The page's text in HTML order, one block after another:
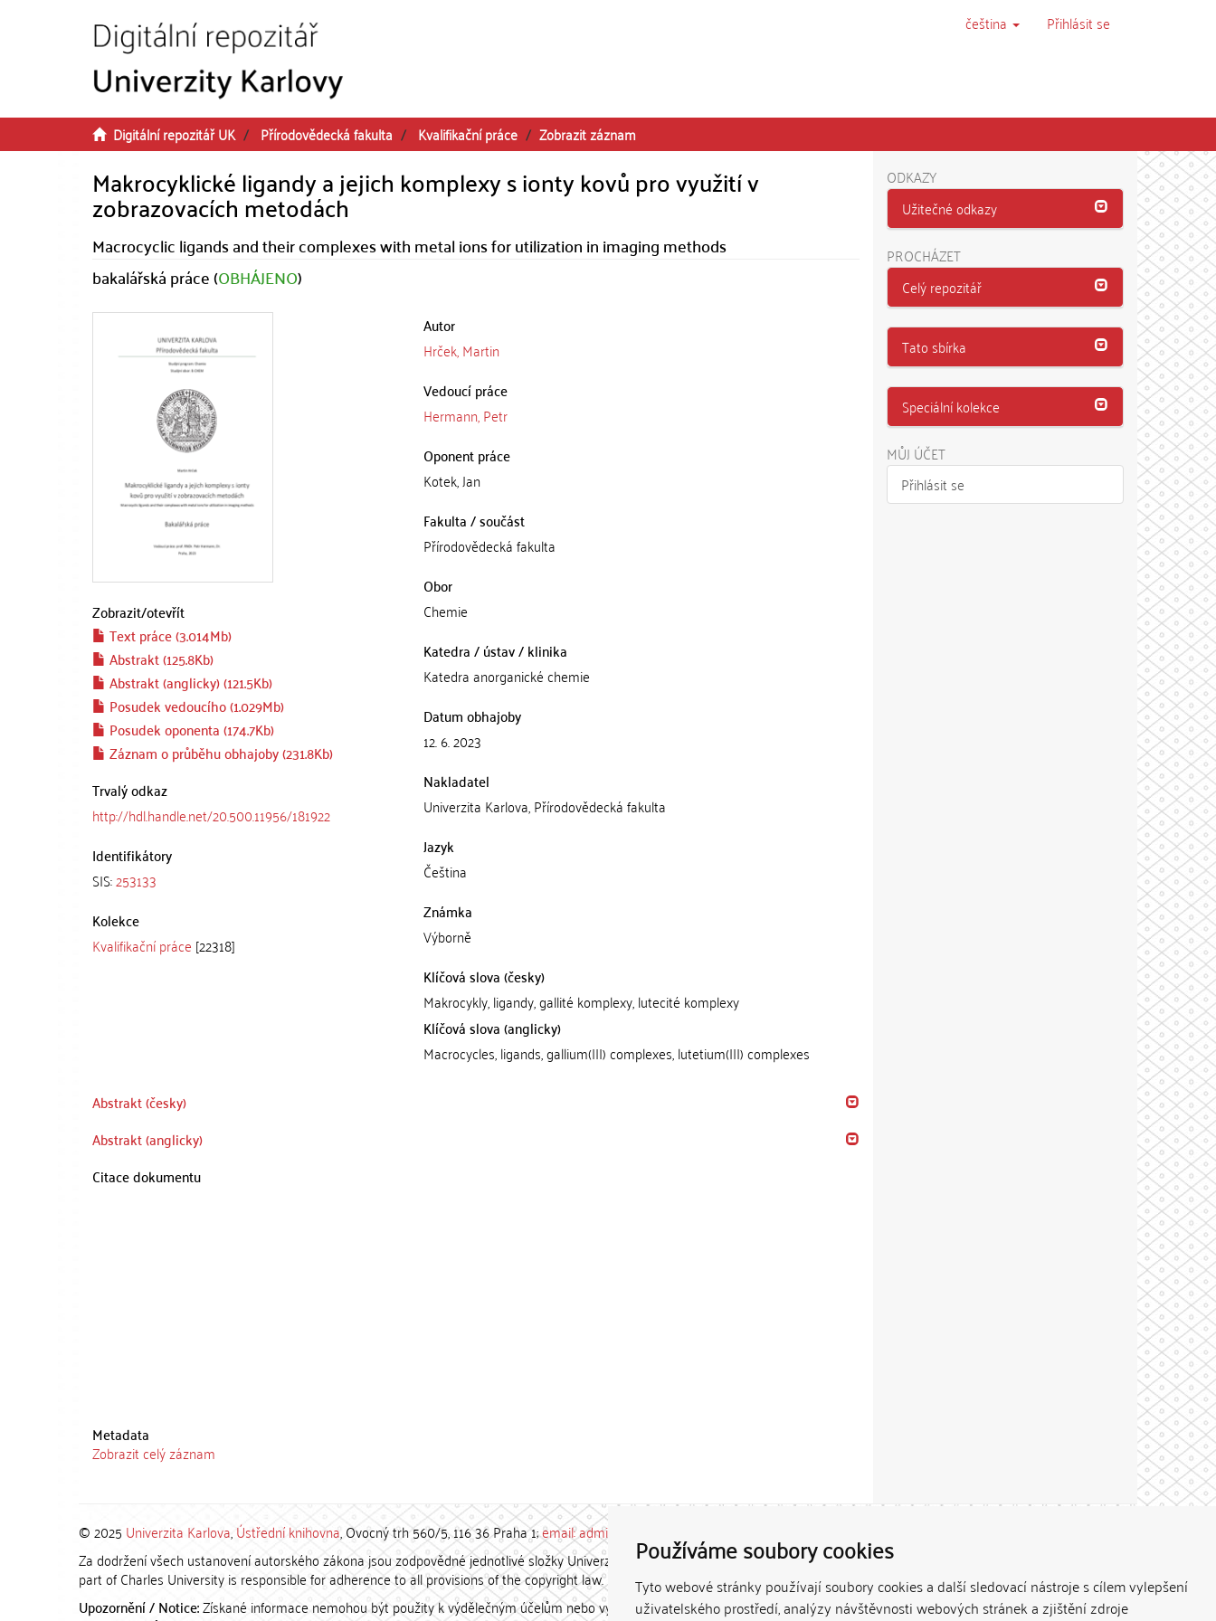
Používáme soubory cookies
Tyto webové stránky používají soubory cookies a další sledovací nástroje s cílem vylepšení
uživatelského prostředí, analýzy návštěvnosti webových stránek a zjištění zdroje
čeština Přihlásit se
Digitální repozitář UK Přírodovědecká fakulta Kvalifikační práce Zobrazit záznam
Makrocyklické ligandy a jejich komplexy s ionty kovů pro využití v
zobrazovacích metodách
Macrocyclic ligands and their complexes with metal ions for utilization in imaging methods
bakalářská práce (OBHÁJENO)
Zobrazit/otevřít
Text práce (3.014Mb)
Abstrakt (125.8Kb)
Abstrakt (anglicky) (121.5Kb)
Posudek vedoucího (1.029Mb)
Posudek oponenta (174.7Kb)
Záznam o průběhu obhajoby (231.8Kb)
Trvalý odkaz
http://hdl.handle.net/20.500.11956/181922
Identifikátory
SIS:253133
Kolekce
Kvalifikační práce [22318]
Autor
Hrček, Martin
Vedoucí práce
Hermann, Petr
Oponent práce
Kotek, Jan
Fakulta / součást
Přírodovědecká fakulta
Obor
Chemie
Katedra / ústav / klinika
Katedra anorganické chemie
Datum obhajoby
12. 6. 2023
Nakladatel
Univerzita Karlova, Přírodovědecká fakulta
Jazyk
Čeština
Známka
Výborně
Klíčová slova (česky)
Makrocykly, ligandy, gallité komplexy, lutecité komplexy
Klíčová slova (anglicky)
Macrocycles, ligands, gallium(III) complexes, lutetium(III) complexes
Abstrakt (česky)
Abstrakt (anglicky)
Citace dokumentu
Metadata
Zobrazit celý záznam
ODKAZY
Užitečné odkazy
PROCHÁZET
Celý repozitář
Tato sbírka
Speciální kolekce
MŮJ ÚČET
Přihlásit se
© 2025 Univerzita Karlova,Ústřední knihovna, Ovocný trh 560/5, 116 36 Praha 1;email: admin-repozitar [at] cuni.cz
Za dodržení všech ustanovení autorského zákona jsou zodpovědné jednotlivé složky Univerzity Karlovy. / Each constituent
part of Charles University is responsible for adherence to all provisions of the copyright law.
Upozornění / Notice:Získané informace nemohou být použity k výdělečným účelům nebo vydávány za studijní, vědeckou